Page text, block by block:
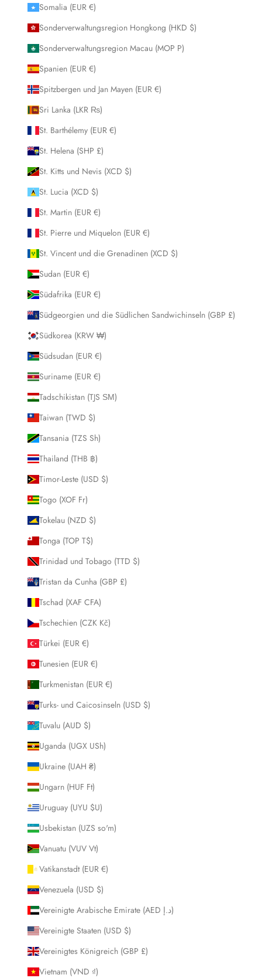
Somalia (EUR €)
Sonderverwaltungsregion Hongkong (HKD $)
Sonderverwaltungsregion Macau (MOP P)
Spanien (EUR €)
Spitzbergen und Jan Mayen (EUR €)
Sri Lanka (LKR ₨)
St. Barthélemy (EUR €)
St. Helena (SHP £)
St. Kitts und Nevis (XCD $)
St. Lucia (XCD $)
St. Martin (EUR €)
St. Pierre und Miquelon (EUR €)
St. Vincent und die Grenadinen (XCD $)
Sudan (EUR €)
Südafrika (EUR €)
Südgeorgien und die Südlichen Sandwichinseln (GBP £)
Südkorea (KRW ₩)
Südsudan (EUR €)
Suriname (EUR €)
Tadschikistan (TJS ЅМ)
Taiwan (TWD $)
Tansania (TZS Sh)
Thailand (THB ฿)
Timor-Leste (USD $)
Togo (XOF Fr)
Tokelau (NZD $)
Tonga (TOP T$)
Trinidad und Tobago (TTD $)
Tristan da Cunha (GBP £)
Tschad (XAF CFA)
Tschechien (CZK Kč)
Türkei (EUR €)
Tunesien (EUR €)
Turkmenistan (EUR €)
Turks- und Caicosinseln (USD $)
Tuvalu (AUD $)
Uganda (UGX USh)
Ukraine (UAH ₴)
Ungarn (HUF Ft)
Uruguay (UYU $U)
Usbekistan (UZS so'm)
Vanuatu (VUV Vt)
Vatikanstadt (EUR €)
Venezuela (USD $)
Vereinigte Arabische Emirate (AED د.إ)
Vereinigte Staaten (USD $)
Vereinigtes Königreich (GBP £)
Vietnam (VND ₫)